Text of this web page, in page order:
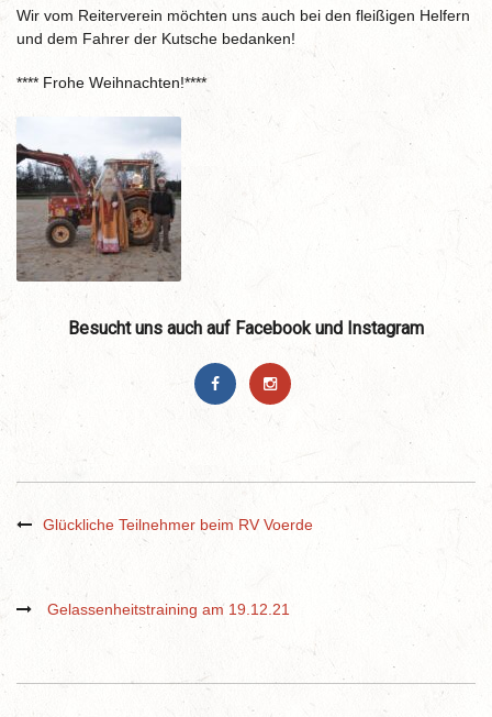
Wir vom Reiterverein möchten uns auch bei den fleißigen Helfern
und dem Fahrer der Kutsche bedanken!
**** Frohe Weihnachten!****
Besucht uns auch auf Facebook und Instagram
Glückliche Teilnehmer beim RV Voerde
Gelassenheitstraining am 19.12.21